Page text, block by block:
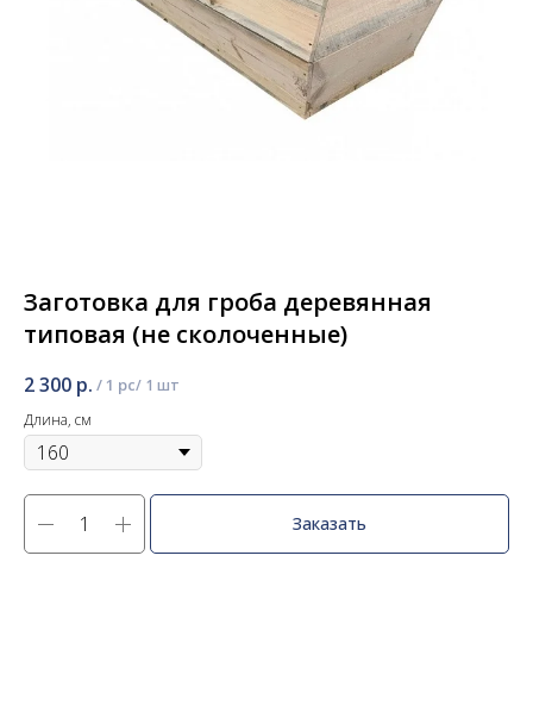
Заготовка для гроба деревянная
типовая (не сколоченные)
2 300 р. / 1 pc
Длина, см
Заказать